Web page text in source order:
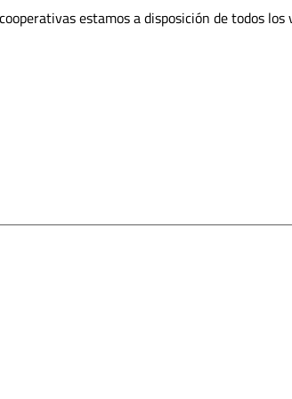
estamos a disposición de todos